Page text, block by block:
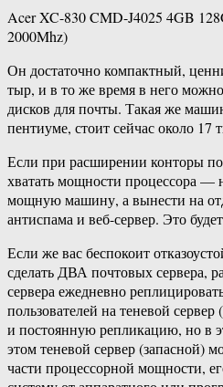
Acer XC-830 CMD-J4025 4GB
2000Mhz)
Он достаточно компактный,
тыр, и в то же время в него
дисков для почты. Такая же
пентиуме, стоит сейчас около 17
Если при расширении конторы
хватать мощности процессора —
мощную машину, а вынести на
антиспама и веб-сервер. Это
Если же вас беспокоит
сделать ДВА почтовых сервера,
сервера ежедневно
пользователей на теневой
и постоянную репликацию, но в
этом теневой сервер (запасной)
части процессорной мощности,